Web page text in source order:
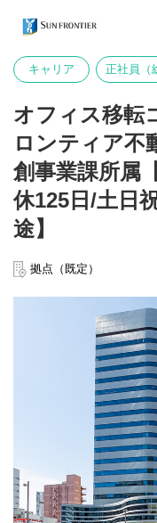
キャリア 正社員（
オフィス移転
ロンティア不
創事業課所属
休125日/土日
途】
拠点（既定）